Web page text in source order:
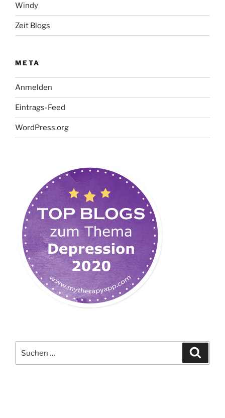
Windy
Zeit Blogs
META
Anmelden
Eintrags-Feed
WordPress.org
nach: